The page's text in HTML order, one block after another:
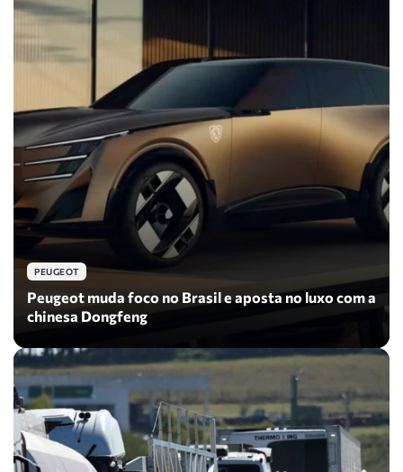
PEUGEOT
Peugeot muda foco no Brasil e aposta no luxo com a
chinesa Dongfeng